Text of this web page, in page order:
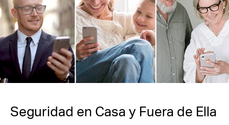
Seguridad en Casa y Fuera de Ella